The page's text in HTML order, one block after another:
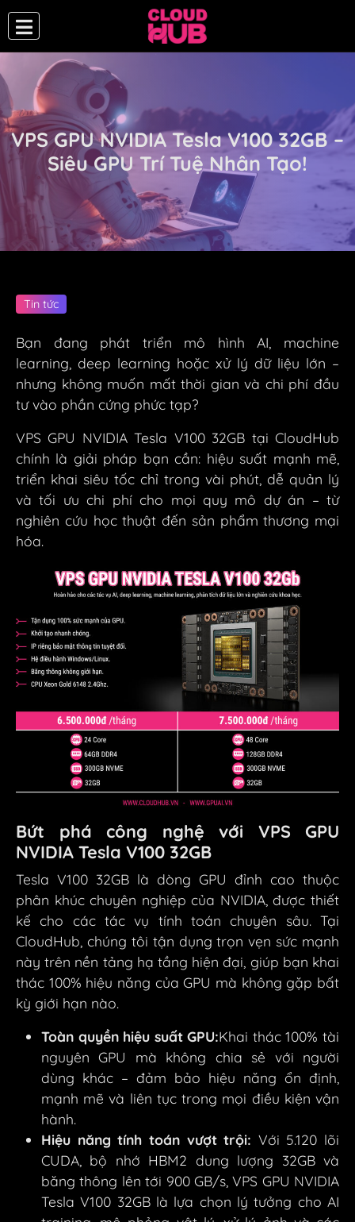
VPS GPU NVIDIA Tesla V100 32GB –
Siêu GPU Trí Tuệ Nhân Tạo!
Tin tức
Bạn đang phát triển mô hình AI, machine
learning, deep learning hoặc xử lý dữ liệu lớn –
nhưng không muốn mất thời gian và chi phí đầu
tư vào phần cứng phức tạp?
VPS GPU NVIDIA Tesla V100 32GB tại CloudHub
chính là giải pháp bạn cần: hiệu suất mạnh mẽ,
triển khai siêu tốc chỉ trong vài phút, dễ quản lý
và tối ưu chi phí cho mọi quy mô dự án – từ
nghiên cứu học thuật đến sản phẩm thương mại
hóa.
Bứt phá công nghệ với VPS GPU
NVIDIA Tesla V100 32GB
Tesla V100 32GB là dòng GPU đỉnh cao thuộc
phân khúc chuyên nghiệp của NVIDIA, được thiết
kế cho các tác vụ tính toán chuyên sâu. Tại
CloudHub, chúng tôi tận dụng trọn vẹn sức mạnh
này trên nền tảng hạ tầng hiện đại, giúp bạn khai
thác 100% hiệu năng của GPU mà không gặp bất
kỳ giới hạn nào.
Toàn quyền hiệu suất GPU:Khai thác 100% tài
nguyên GPU mà không chia sẻ với người
dùng khác – đảm bảo hiệu năng ổn định,
mạnh mẽ và liên tục trong mọi điều kiện vận
hành.
Hiệu năng tính toán vượt trội: Với 5.120 lõi
CUDA, bộ nhớ HBM2 dung lượng 32GB và
băng thông lên tới 900 GB/s, VPS GPU NVIDIA
Tesla V100 32GB là lựa chọn lý tưởng cho AI